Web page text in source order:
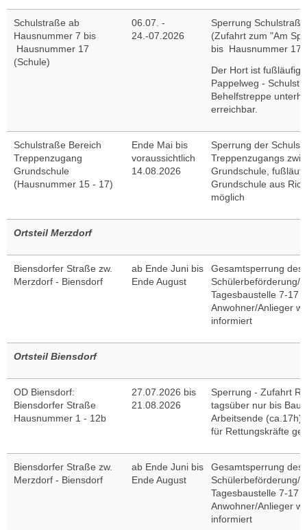
Schulstraße ab
Hausnummer 7 bis
Hausnummer 17
(Schule)
06.07. -
24.-07.2026
Sperrung
(Zufahrt zum "Am
bis Hausnummer 17
Der Hort ist fußläufig
Pappelweg -
Behelfstreppe
erreichbar.
Schulstraße Bereich
Treppenzugang
Grundschule
(Hausnummer 15 - 17)
Ende Mai bis
voraussichtlich
14.08.2026
Sperrung der
Treppenzugangs
Grundschule,
Grundschule aus
möglich
Ortsteil Merzdorf
Biensdorfer Straße zw.
Merzdorf - Biensdorf
ab Ende Juni bis
Ende August
Gesamtsperrung des
Schülerbeförderung/
Tagesbaustelle 7-17
Anwohner/Anlieger
informiert
Ortsteil Biensdorf
OD Biensdorf:
Biensdorfer Straße
Hausnummer 1 - 12b
27.07.2026 bis
21.08.2026
Sperrung - Zufahrt
tagsüber nur bis
Arbeitsende (ca.17h)
für Rettungskräfte
Biensdorfer Straße zw.
Merzdorf - Biensdorf
ab Ende Juni bis
Ende August
Gesamtsperrung des
Schülerbeförderung/
Tagesbaustelle 7-17
Anwohner/Anlieger
informiert